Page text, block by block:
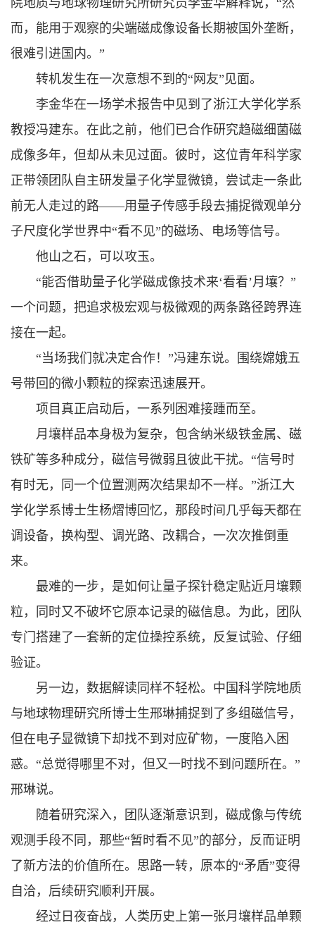
院地质与地球物理研究所研究员李金华解释说，“然
而，能用于观察的尖端磁成像设备长期被国外垄断，
很难引进国内。”
转机发生在一次意想不到的“网友”见面。
李金华在一场学术报告中见到了浙江大学化学系
教授冯建东。在此之前，他们已合作研究趋磁细菌磁
成像多年，但却从未见过面。彼时，这位青年科学家
正带领团队自主研发量子化学显微镜，尝试走一条此
前无人走过的路——用量子传感手段去捕捉微观单分
子尺度化学世界中“看不见”的磁场、电场等信号。
他山之石，可以攻玉。
“能否借助量子化学磁成像技术来‘看看’月壤？”
一个问题，把追求极宏观与极微观的两条路径跨界连
接在一起。
“当场我们就决定合作！”冯建东说。围绕嫦娥五
号带回的微小颗粒的探索迅速展开。
项目真正启动后，一系列困难接踵而至。
月壤样品本身极为复杂，包含纳米级铁金属、磁
铁矿等多种成分，磁信号微弱且彼此干扰。“信号时
有时无，同一个位置测两次结果却不一样。”浙江大
学化学系博士生杨熠博回忆，那段时间几乎每天都在
调设备，换构型、调光路、改耦合，一次次推倒重
来。
最难的一步，是如何让量子探针稳定贴近月壤颗
粒，同时又不破坏它原本记录的磁信息。为此，团队
专门搭建了一套新的定位操控系统，反复试验、仔细
验证。
另一边，数据解读同样不轻松。中国科学院地质
与地球物理研究所博士生邢琳捕捉到了多组磁信号，
但在电子显微镜下却找不到对应矿物，一度陷入困
惑。“总觉得哪里不对，但又一时找不到问题所在。”
邢琳说。
随着研究深入，团队逐渐意识到，磁成像与传统
观测手段不同，那些“暂时看不见”的部分，反而证明
了新方法的价值所在。思路一转，原本的“矛盾”变得
自洽，后续研究顺利开展。
经过日夜奋战，人类历史上第一张月壤样品单颗